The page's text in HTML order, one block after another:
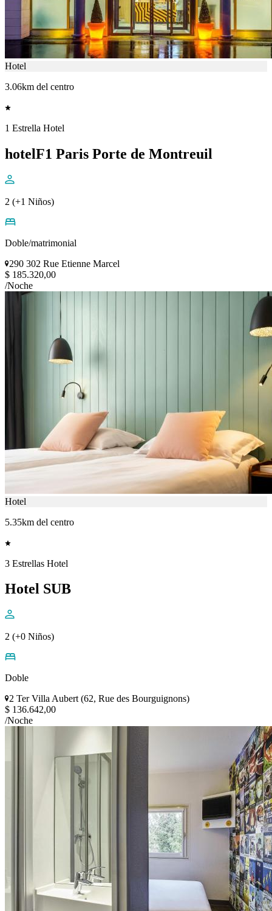
Hotel
3.06km del centro
1 Estrella Hotel
hotelF1 Paris Porte de Montreuil
2 (+1 Niños)
Doble/matrimonial
290 302 Rue Etienne Marcel
$ 185.320,00
/Noche
Hotel
5.35km del centro
3 Estrellas Hotel
Hotel SUB
2 (+0 Niños)
Doble
2 Ter Villa Aubert (62, Rue des Bourguignons)
$ 136.642,00
/Noche